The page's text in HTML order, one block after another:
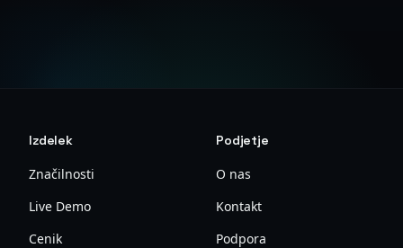
Izdelek
Značilnosti
Live Demo
Cenik
Podjetje
O nas
Kontakt
Podpora